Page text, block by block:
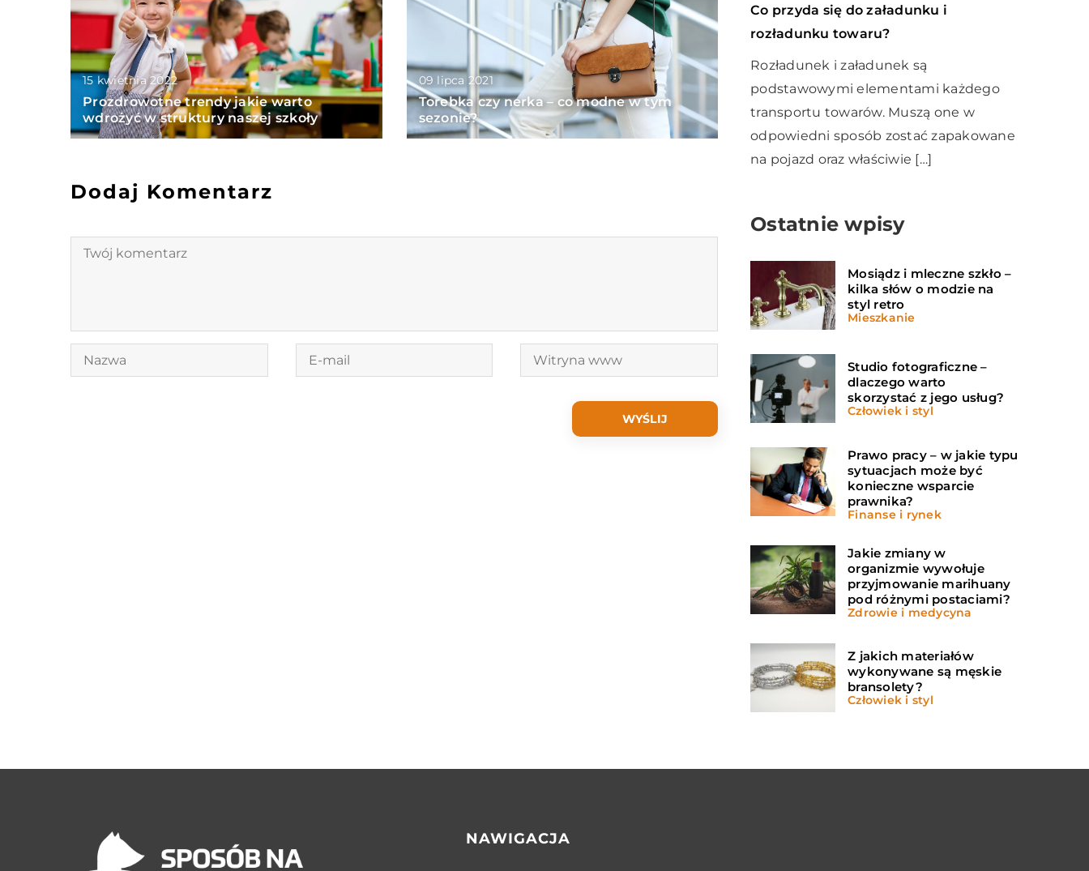
15 kwietnia 2022
Prozdrowotne trendy jakie warto
wdrożyć w struktury naszej szkoły
09 lipca 2021
Torebka czy nerka – co modne w tym
sezonie?
Dodaj Komentarz
Co przyda się do załadunku i
rozładunku towaru?
Rozładunek i załadunek są
podstawowymi elementami każdego
transportu towarów. Muszą one w
odpowiedni sposób zostać zapakowane
na pojazd oraz właściwie […]
Ostatnie wpisy
Mosiądz i mleczne szkło –
kilka słów o modzie na
styl retro
Mieszkanie
Studio fotograficzne –
dlaczego warto
skorzystać z jego usług?
Człowiek i styl
Prawo pracy – w jakie typu
sytuacjach może być
konieczne wsparcie
prawnika?
Finanse i rynek
Jakie zmiany w
organizmie wywołuje
przyjmowanie marihuany
pod różnymi postaciami?
Zdrowie i medycyna
Z jakich materiałów
wykonywane są męskie
bransolety?
Człowiek i styl
NAWIGACJA